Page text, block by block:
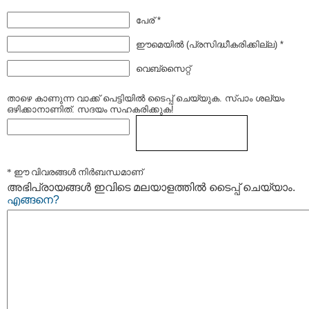
പേര് *
ഈമെയില്‍ (പ്രസിദ്ധീകരിക്കില്ല) *
വെബ്സൈറ്റ്
താഴെ കാണുന്ന വാക്ക് പെട്ടിയില്‍ ടൈപ്പ്‌ ചെയ്യുക. സ്പാം ശല്യം
ഒഴിക്കാനാണിത്. സദയം സഹകരിക്കുക!
* ഈ വിവരങ്ങള്‍ നിര്‍ബന്ധമാണ്
അഭിപ്രായങ്ങള്‍ ഇവിടെ മലയാളത്തില്‍ ടൈപ്പ് ചെയ്യാം.
എങ്ങനെ?